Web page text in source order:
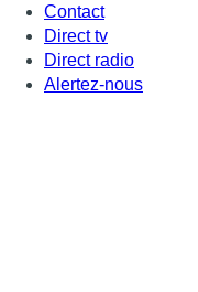
Contact
Direct tv
Direct radio
Alertez-nous